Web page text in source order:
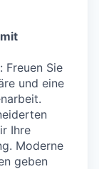
Freuen Sie
und eine
Ihre
Moderne
geben